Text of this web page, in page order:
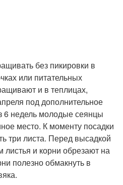
без пикировки в
или питательных
и в теплицах,
под дополнительное
6 недель молодые сеянцы
место. К моменту посадки
три листа. Перед высадкой
листья и корни обрезают на
полезно обмакнуть в